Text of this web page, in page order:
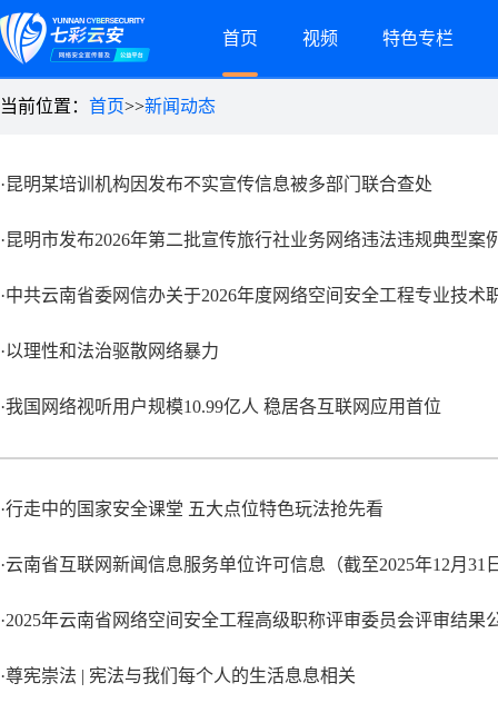
首页 视频 特色专栏
当前位置： 首页>>新闻动态
·昆明某培训机构因发布不实宣传信息被多部门联合查处
·昆明市发布2026年第二批宣传旅行社业务网络违法违规典型案
·中共云南省委网信办关于2026年度网络空间安全工程专业技
·以理性和法治驱散网络暴力
·我国网络视听用户规模10.99亿人 稳居各互联网应用首位
·行走中的国家安全课堂 五大点位特色玩法抢先看
·云南省互联网新闻信息服务单位许可信息（截至2025年12月31
·2025年云南省网络空间安全工程高级职称评审委员会评审结果
·尊宪崇法 | 宪法与我们每个人的生活息息相关